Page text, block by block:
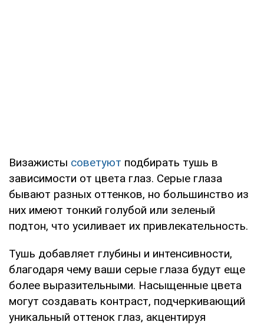
Визажисты советуют подбирать тушь в
зависимости от цвета глаз. Серые глаза
бывают разных оттенков, но большинство из
них имеют тонкий голубой или зеленый
подтон, что усиливает их привлекательность.
Тушь добавляет глубины и интенсивности,
благодаря чему ваши серые глаза будут еще
более выразительными. Насыщенные цвета
могут создавать контраст, подчеркивающий
уникальный оттенок глаз, акцентируя